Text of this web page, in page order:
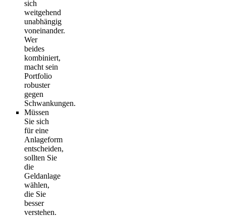
sich
weitgehend
unabhängig
voneinander.
Wer
beides
kombiniert,
macht sein
Portfolio
robuster
gegen
Schwankungen.
Müssen
Sie sich
für eine
Anlageform
entscheiden,
sollten Sie
die
Geldanlage
wählen,
die Sie
besser
verstehen.